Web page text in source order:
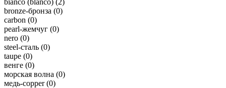
bronze-бронза (0)
carbon (0)
pearl-жемчуг (0)
nero (0)
steel-сталь (0)
taupe (0)
венге (0)
морская волна (0)
медь-copper (0)